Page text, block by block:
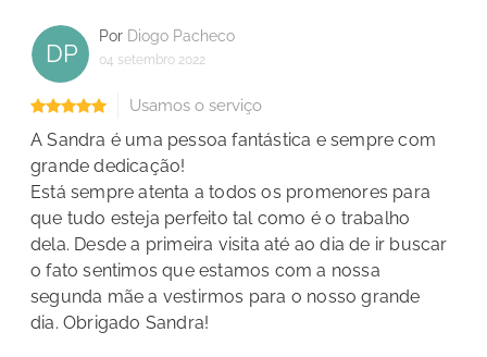
DP
Por Diogo Pacheco
04 setembro 2022
Usamos o serviço
A Sandra é uma pessoa fantástica e sempre com
grande dedicação!
Está sempre atenta a todos os promenores para
que tudo esteja perfeito tal como é o trabalho
dela. Desde a primeira visita até ao dia de ir buscar
o fato sentimos que estamos com a nossa
segunda mãe a vestirmos para o nosso grande
dia. Obrigado Sandra!